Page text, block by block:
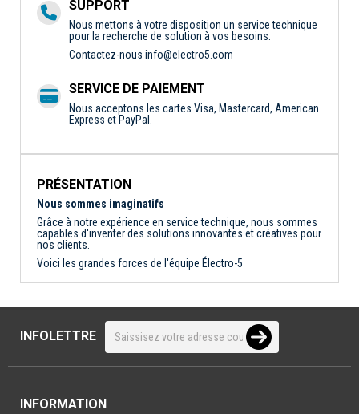
SUPPORT
Nous mettons à votre disposition un service technique
pour la recherche de solution à vos besoins.
Contactez-nous info@electro5.com
SERVICE DE PAIEMENT
Nous acceptons les cartes Visa, Mastercard, American
Express et PayPal.
PRÉSENTATION
Nous sommes imaginatifs
Grâce à notre expérience en service technique, nous sommes
capables d'inventer des solutions innovantes et créatives pour
nos clients.
Voici les grandes forces de l'équipe Électro-5
INFOLETTRE
INFORMATION